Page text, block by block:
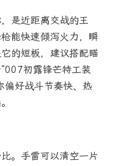
是近距离交战的王
能快速倾泻火力，瞬
的短板，建议搭配瞄
初露锋芒特工装
偏好战斗节奏快、热
。手雷可以清空一片